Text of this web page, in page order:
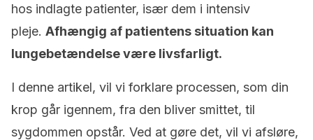
hos indlagte patienter, især dem i intensiv
pleje. Afhængig af patientens situation kan
lungebetændelse være livsfarligt.
I denne artikel, vil vi forklare processen, som din
krop går igennem, fra den bliver smittet, til
sygdommen opstår. Ved at gøre det, vil vi afsløre,